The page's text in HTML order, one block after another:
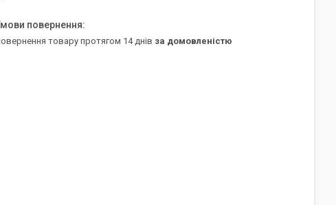
повернення товару протягом 14 днів за домовленістю